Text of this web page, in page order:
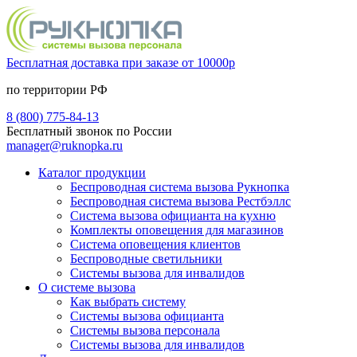
Бесплатная доставка при заказе от 10000р
по территории РФ
8 (800) 775-84-13
Бесплатный звонок по России
manager@ruknopka.ru
Каталог продукции
Беспроводная система вызова Рукнопка
Беспроводная система вызова Рестбэллс
Система вызова официанта на кухню
Комплекты оповещения для магазинов
Система оповещения клиентов
Беспроводные светильники
Системы вызова для инвалидов
О системе вызова
Как выбрать систему
Системы вызова официанта
Системы вызова персонала
Системы вызова для инвалидов